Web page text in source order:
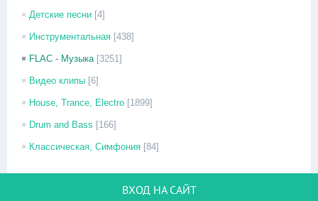
Детские песни [4]
Инструментальная [438]
FLAC - Музыка [3251]
Видео клипы [6]
House, Trance, Electro [1899]
Drum and Bass [166]
Классическая, Симфония [84]
ВХОД НА САЙТ